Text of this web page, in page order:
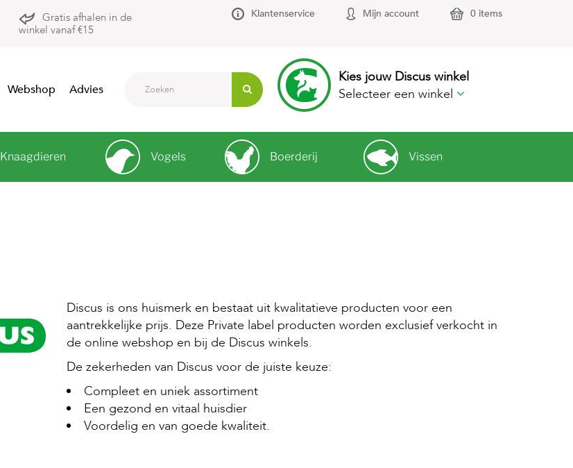
Gratis afhalen in de
winkel vanaf €15
Klantenservice Mijn account 0 items
Webshop Advies
Kies jouw Discus winkel
Selecteer een winkel
Knaagdieren Vogels Boerderij Vissen
Discus is ons huismerk en bestaat uit kwalitatieve producten voor een
aantrekkelijke prijs. Deze Private label producten worden exclusief verkocht in
de online webshop en bij de Discus winkels.
De zekerheden van Discus voor de juiste keuze:
Compleet en uniek assortiment
Een gezond en vitaal huisdier
Voordelig en van goede kwaliteit.